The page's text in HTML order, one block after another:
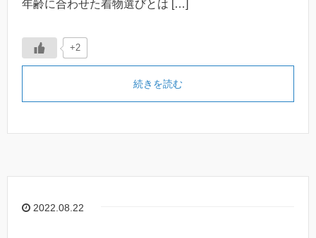
年齢に合わせた着物選びとは […]
+2
続きを読む
2022.08.22